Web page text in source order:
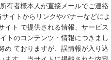
有者様本人が直接メールでご連絡
イトからリンクやバナーなどによ
イト で提供される情報、サービス
トのコンテンツ・情報につきまし
め ておりますが、誤情報が入り込